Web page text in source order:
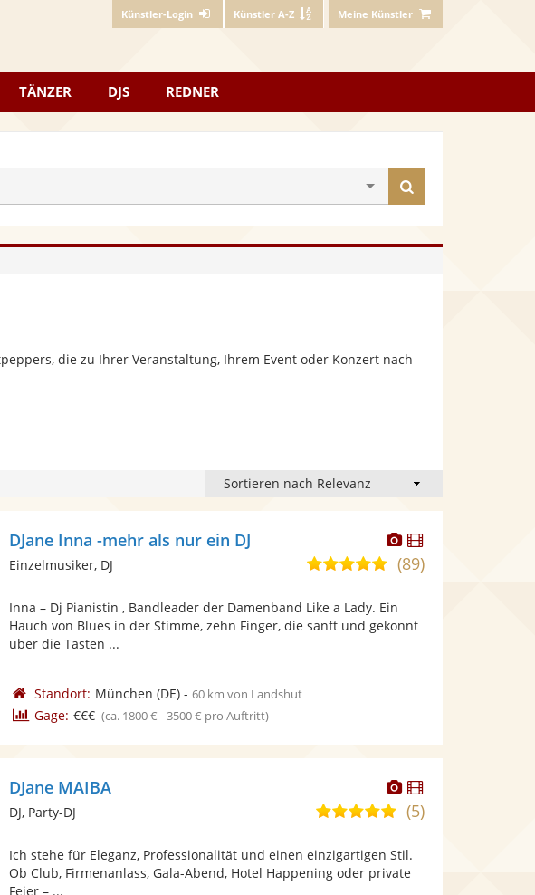
Künstler-Login Künstler A-Z Meine Künstler
TÄNZER DJS REDNER
finden
die zu Ihrer Veranstaltung, Ihrem Event oder Konzert nach
Dieser
Künstler
stellt
bereit.
Dieser
Künstler
DJane Inna -mehr als nur ein DJ
5,0
5
Sternen
(89)
Einzelmusiker, DJ
Inna – Dj Pianistin , Bandleader der Damenband Like a Lady. Ein
Hauch von Blues in der Stimme, zehn Finger, die sanft und gekonnt
über die Tasten ...
Standort: München (DE)- 60 km von Landshut
Gage: €€€ (ca. 1800 € - 3500 € pro Auftritt)
Dieser
Künstler
stellt
Fotos
bereit.
Dieser
Künstler
DJane MAIBA
5,0
5
Sternen
(5)
DJ, Party-DJ
Ich stehe für Eleganz, Professionalität und einen einzigartigen Stil.
Ob Club, Firmenanlass, Gala-Abend, Hotel Happening oder private
Feier – ...